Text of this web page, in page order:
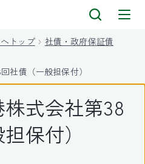
トップ
社債・政府保証債
社債（一般担保付）
式会社第38
保付）